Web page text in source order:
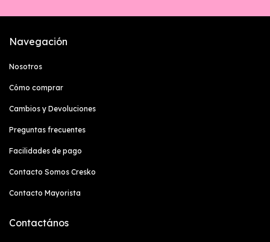
Navegación
Nosotros
Cómo comprar
Cambios y Devoluciones
Preguntas frecuentes
Facilidades de pago
Contacto Somos Cresko
Contacto Mayorista
Contactános